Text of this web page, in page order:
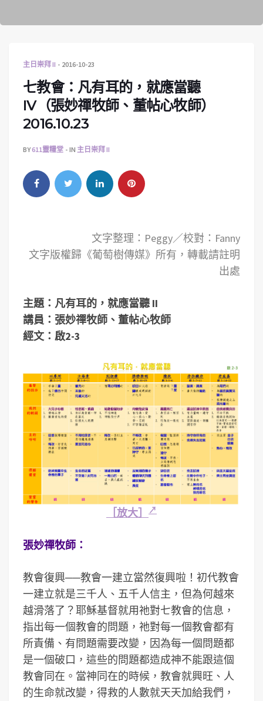
主日崇拜 II 2016-10-23
七教會：凡有耳的，就應當聽
IV（張妙禪牧師、董帖心牧師）
2016.10.23
BY611靈糧堂 IN 主日崇拜 II
文字整理：Peggy／校對：Fanny
文字版權歸《葡萄樹傳媒》所有，轉載請註明
出處
主題：凡有耳的，就應當聽 II
講員：張妙禪牧師、董帖心牧師
經文：啟2-3
［放大］
張妙禪牧師：
教會復興──教會一建立當然復興啦！初代教會
一建立就是三千人、五千人信主，但為何越來
越滑落了？耶穌基督就用祂對七教會的信息，
指出每一個教會的問題，祂對每一個教會都有
所責備、有問題需要改變，因為每一個問題都
是一個破口，這些的問題都造成神不能跟這個
教會同在。當神同在的時候，教會就興旺、人
的生命就改變，得救的人數就天天加給我們，